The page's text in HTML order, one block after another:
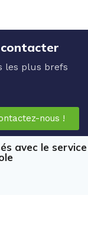
les plus brefs
nous !
avec le service